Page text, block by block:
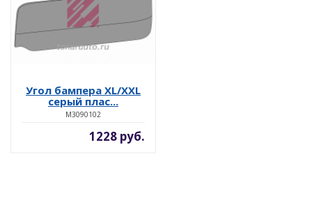
Угол бампера XL/XXL
серый плас...
M3090102
1228 руб.